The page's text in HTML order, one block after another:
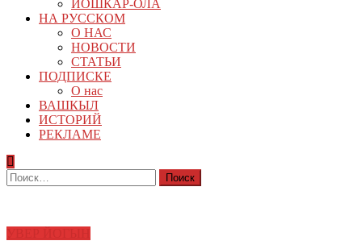
ЙОШКАР-ОЛА
НА РУССКОМ
О НАС
НОВОСТИ
СТАТЬИ
ПОДПИСКЕ
О нас
ВАШКЫЛ
ИСТОРИЙ
РЕКЛАМЕ
Найти: